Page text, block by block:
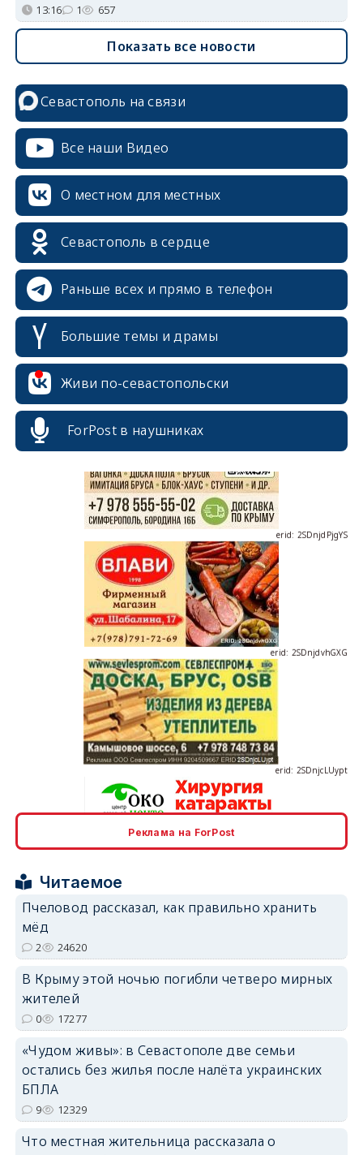
13:16 1 657
Показать все новости
Севастополь на связи
Все наши Видео
О местном для местных
Севастополь в сердце
Раньше всех и прямо в телефон
Большие темы и драмы
Живи по-севастопольски
ForPost в наушниках
erid: 2SDnjcrDNw6
erid: 2SDnjdvhGXG
erid: 2SDnjdPjgYS
erid: 2SDnjdvhGXG
Реклама на ForPost
Читаемое
Пчеловод рассказал, как правильно хранить
мёд
2 24620
В Крыму этой ночью погибли четверо мирных
жителей
0 17277
«Чудом живы»: в Севастополе две семьи
остались без жилья после налёта украинских
БПЛА
9 12329
Что местная жительница рассказала о